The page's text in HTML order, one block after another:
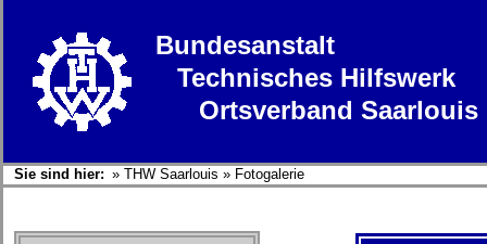
Bundesanstalt
Technisches Hilfswerk
Ortsverband Saarlouis
Sie sind hier: » THW Saarlouis » Fotogalerie